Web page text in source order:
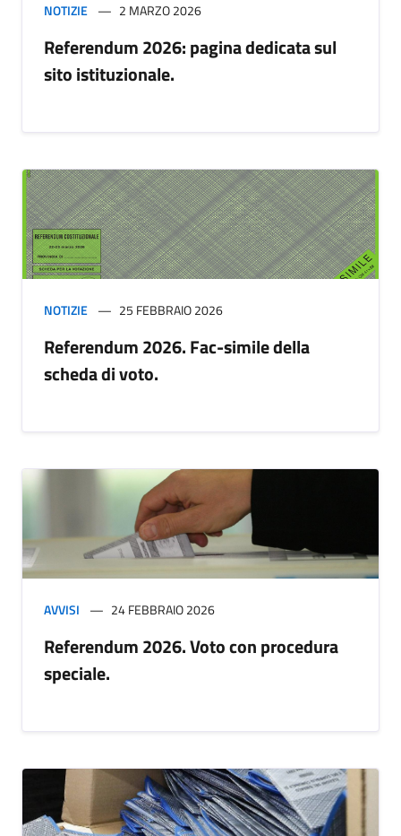
NOTIZIE 2 MARZO 2026
Referendum 2026: pagina dedicata sul
sito istituzionale.
NOTIZIE 25 FEBBRAIO 2026
Referendum 2026. Fac-simile della
scheda di voto.
AVVISI 24 FEBBRAIO 2026
Referendum 2026. Voto con procedura
speciale.